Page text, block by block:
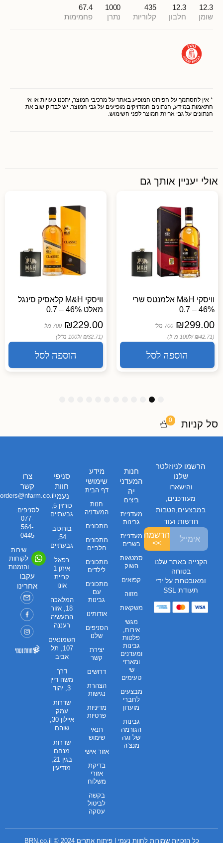
12.3
שומן
12.3
חלבון
435
קלוריות
1000
נתרן
67.4
פחמימות
* אין להסתמך על הפירוט המופיע באתר על מרכיבי המוצר, יתכנו טעויות או אי
התאמות במידע, הנתונים המדויקים מופיעים על גבי המוצר. יש לבדוק שוב את
הנתונים על גבי אריזת המוצר לפני השימוש.
אולי יעניין אותך גם
וויסקי M&H אלמנטס שרי
46% – 0.7
₪299.00
700 מל'
(₪42.71 /
ל100 מ"ל)
הוספה לסל
וויסקי M&H קלאסיק סינגל
מאלט 46% – 0.7
₪229.00
700 מל'
(₪32.71 /
ל100 מ"ל)
הוספה לסל
סל קניות 0
חנות
המעדני
יה
ביצים
מעדניית
גבינות
מעדניית
בשרים
סמטאות
השוק
קפואים
מזווה
משקאות
מגשי
אירוח,
פלטות
גבינות
ומעדנים
ומארזי
שי
טעימים
מבצעים
לחברי
מועדון
גבינות
הגורמה
של וגה
מנצ’ה
מידע
שימושי
דף הבית
חנות
המעדניה
מתכונים
מתכונים
חלביים
מתכונים
לילדים
מתכונים
עם
גבינות
אודותינו
הסניפים
שלנו
יצירת
קשר
דרושים
הצהרת
נגישות
מדיניות
פרטיות
תנאי
שימוש
אזור אישי
בדיקת
אזורי
משלוח
בקשה
לביטול
עסקה
סניפי
חוות
נעמי
כורזין 5,
גבעתיים
בורוכוב
54,
גבעתיים
רפאל
איתן 1
קריית
אונו
המלאכה
18, אזור
התעשיה
רעננה
חשמונאים
107, תל
אביב
דרך
משה דיין
3, יהוד
שדרות
עמק
איילון 30,
שוהם
שדרות
מנחם
בגין 21,
מודיעין
צרו
קשר
orders@nfarm.co.il
לסניפים:
077-
564-
0445
שירות
לקוחות
והזמנות
עקבו
אחרינו
הרשמו לניוזלטר
שלנו
והישארו
מעודכנים,
במבצעים,הטבות
חדשות ועוד
הרשמה
>>
הקנייה באתר שלנו
בטוחה
ומאובטחת על ידי
תעודת SSL
כל הזכויות שמורות לחוות נעמי | פיתוח אתרים 2024 © BRN.co.il